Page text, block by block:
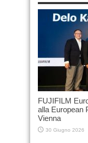
FUJIFILM
alla European
Vienna
30 Giugno 2026